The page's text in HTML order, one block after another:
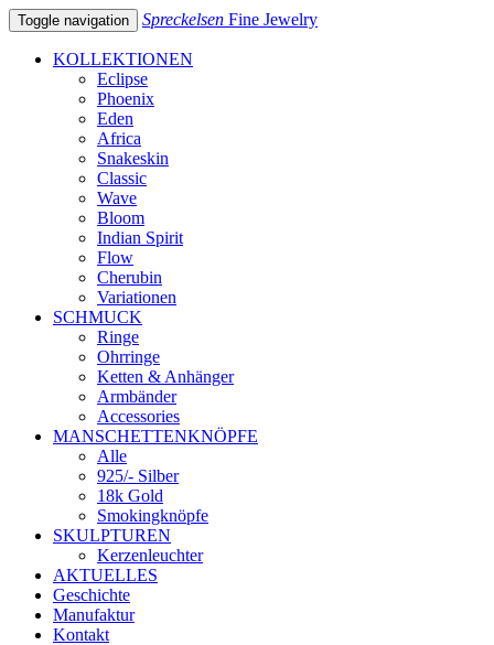
Toggle navigation Spreckelsen Fine Jewelry
KOLLEKTIONEN
Eclipse
Phoenix
Eden
Africa
Snakeskin
Classic
Wave
Bloom
Indian Spirit
Flow
Cherubin
Variationen
SCHMUCK
Ringe
Ohrringe
Ketten & Anhänger
Armbänder
Accessories
MANSCHETTENKNÖPFE
Alle
925/- Silber
18k Gold
Smokingknöpfe
SKULPTUREN
Kerzenleuchter
AKTUELLES
Geschichte
Manufaktur
Kontakt